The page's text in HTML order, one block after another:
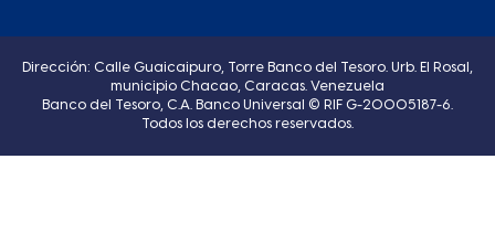
Dirección: Calle Guaicaipuro, Torre Banco del Tesoro. Urb. El Rosal,
municipio Chacao, Caracas. Venezuela
Banco del Tesoro, C.A. Banco Universal © RIF G-20005187-6.
Todos los derechos reservados.